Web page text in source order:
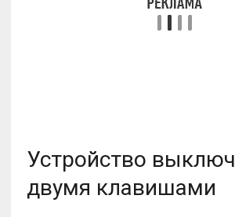
Устройство
двумя клавишами